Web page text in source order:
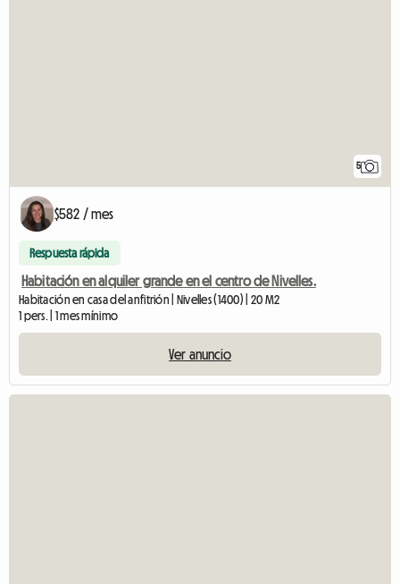
5
$582 / mes
Respuesta rápida
Habitación en alquiler grande en el centro de Nivelles.
Habitación en casa del anfitrión | Nivelles (1400) | 20 M2
1 pers. | 1 mes mínimo
Ver anuncio